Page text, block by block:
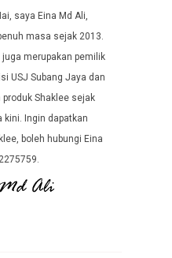
saya Eina Md Ali,
masa sejak 2013.
juga merupakan pemilik
USJ Subang Jaya dan
Shaklee sejak
Ingin dapatkan
boleh hubungi Eina